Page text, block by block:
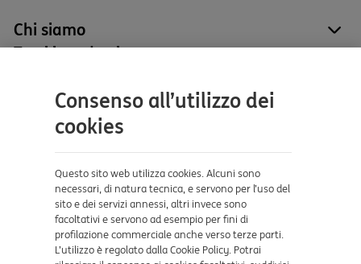
Chi siamo
Tutti i prodotti
Aiuto e supporto
Dove ci trovi
Certificazioni
Consenso all’utilizzo dei
cookies
Questo sito web utilizza cookies. Alcuni sono
necessari, di natura tecnica, e servono per l’uso del
sito e dei servizi annessi, altri invece sono
facoltativi e servono ad esempio per fini di
profilazione commerciale anche verso terze parti.
L’utilizzo è regolato dalla Cookie Policy. Potrai